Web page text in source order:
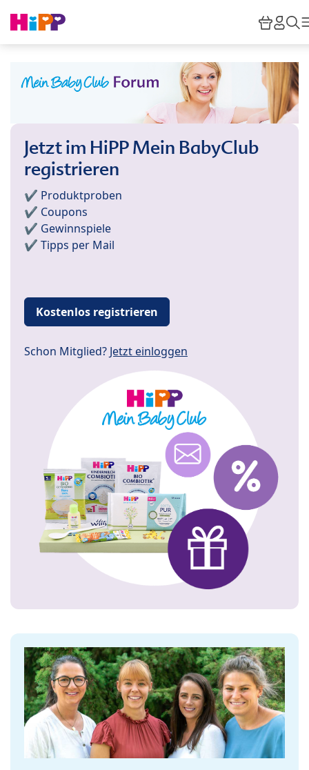
Jetzt im HiPP Mein BabyClub
registrieren
✔️ Produktproben
✔️ Coupons
✔️ Gewinnspiele
✔️ Tipps per Mail
Kostenlos registrieren
Schon Mitglied? Jetzt einloggen